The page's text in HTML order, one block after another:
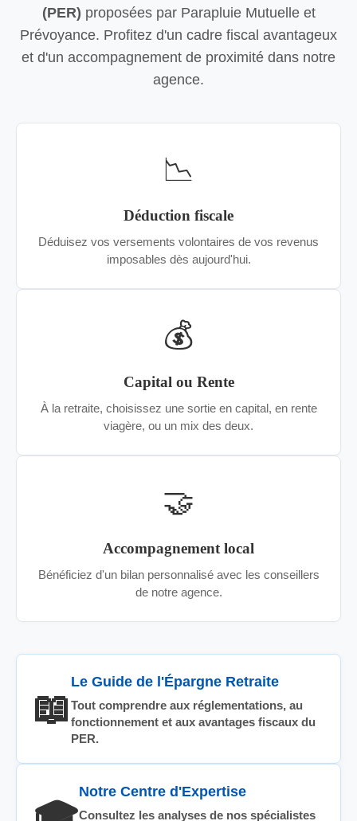
(PER) proposées par Parapluie Mutuelle et
Prévoyance. Profitez d'un cadre fiscal avantageux
et d'un accompagnement de proximité dans notre
agence.
📉
Déduction fiscale
Déduisez vos versements volontaires de vos revenus
imposables dès aujourd'hui.
💰
Capital ou Rente
À la retraite, choisissez une sortie en capital, en rente
viagère, ou un mix des deux.
🤝
Accompagnement local
Bénéficiez d'un bilan personnalisé avec les conseillers
de notre agence.
📖
Le Guide de l'Épargne Retraite
Tout comprendre aux réglementations, au
fonctionnement et aux avantages fiscaux du
PER.
Notre Centre d'Expertise
Consultez les analyses de nos spécialistes